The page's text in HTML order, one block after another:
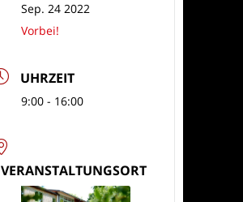
Sep. 24 2022
Vorbei!
UHRZEIT
9:00 - 16:00
VERANSTALTUNGSORT